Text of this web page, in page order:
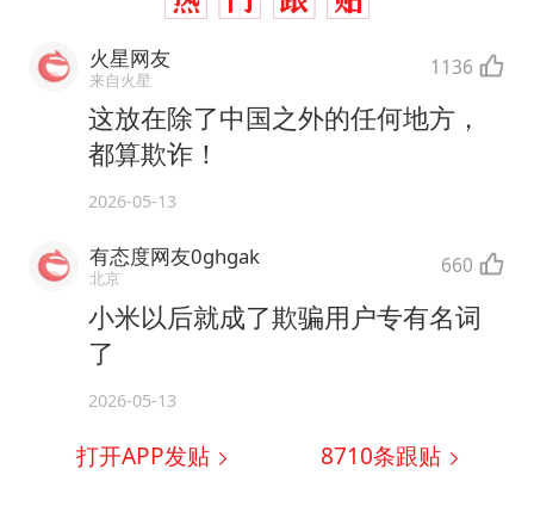
火星网友
来自火星 1136
这放在除了中国之外的任何地方，
都算欺诈！
2026-05-13
有态度网友0ghgak
北京 660
小米以后就成了欺骗用户专有名词
了
2026-05-13
打开APP发贴 8710条跟贴